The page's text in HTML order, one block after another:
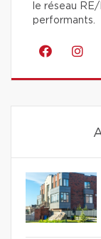
le réseau
performants.